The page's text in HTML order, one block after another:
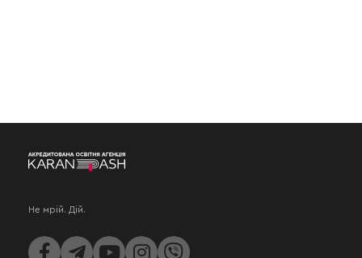
Не мрій. Дій.